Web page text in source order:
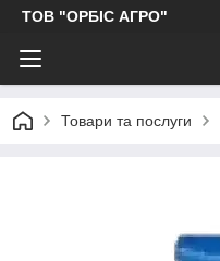
ТОВ "ОРБІС АГРО"
Товари та послуги